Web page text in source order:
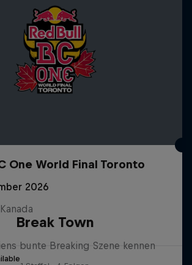
One World Final Toronto
2026
Break Town
bunte Breaking Szene kennen